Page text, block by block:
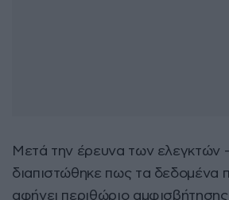
Μετά την έρευνα των
διαπιστώθηκε πως τα δεδομένα
αφήνει περιθώριο